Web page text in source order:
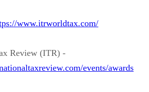
www.itrworldtax.com/
Review (ITR) -
events/awards